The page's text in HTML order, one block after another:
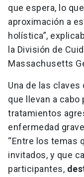
que espera, lo
aproximación a
holística”,
la División de
Massachusetts
Una de las
que llevan a cabo
tratamientos
enfermedad
“Entre los temas
invitados, y que
participantes,